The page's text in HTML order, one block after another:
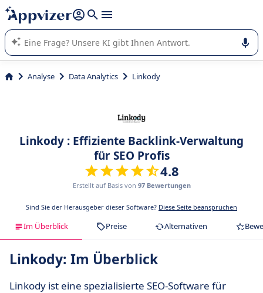
beantworten (mehrere Zeilen mit
Die KI von Appvizer führt Sie bei der Nutzung oder Auswahl
von SaaS-Software in Unternehmen.
Analyse Data Analytics Linkody
Linkody : Effiziente Backlink-Verwaltung
für SEO Profis
4.8
Erstellt auf Basis von 97 Bewertungen
Sind Sie der Herausgeber dieser Software? Diese Seite beanspruchen
Im Überblick Preise Alternativen
Linkody: Im Überblick
Linkody ist eine spezialisierte SEO-Software für